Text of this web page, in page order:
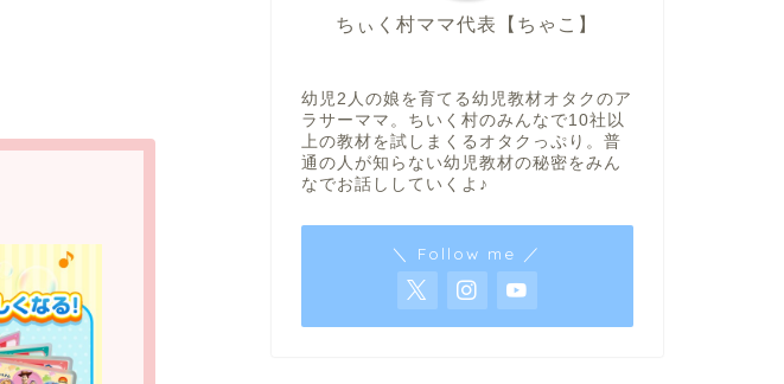
ちぃく村ママ代表【ちゃこ】
幼児2人の娘を育てる幼児教材オタクのア
ラサーママ。ちいく村のみんなで10社以
上の教材を試しまくるオタクっぷり。普
通の人が知らない幼児教材の秘密をみん
なでお話ししていくよ♪
＼ Follow me ／